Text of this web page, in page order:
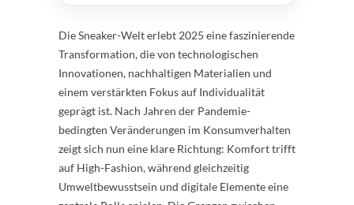
Die Sneaker-Welt erlebt 2025 eine faszinierende
Transformation, die von technologischen
Innovationen, nachhaltigen Materialien und
einem verstärkten Fokus auf Individualität
geprägt ist. Nach Jahren der Pandemie-
bedingten Veränderungen im Konsumverhalten
zeigt sich nun eine klare Richtung: Komfort trifft
auf High-Fashion, während gleichzeitig
Umweltbewusstsein und digitale Elemente eine